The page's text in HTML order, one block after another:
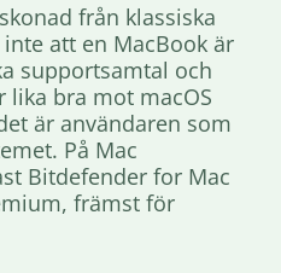
från klassiska
att en MacBook är
supportsamtal och
lika bra mot macOS
är användaren som
På Mac
Bitdefender for Mac
främst för